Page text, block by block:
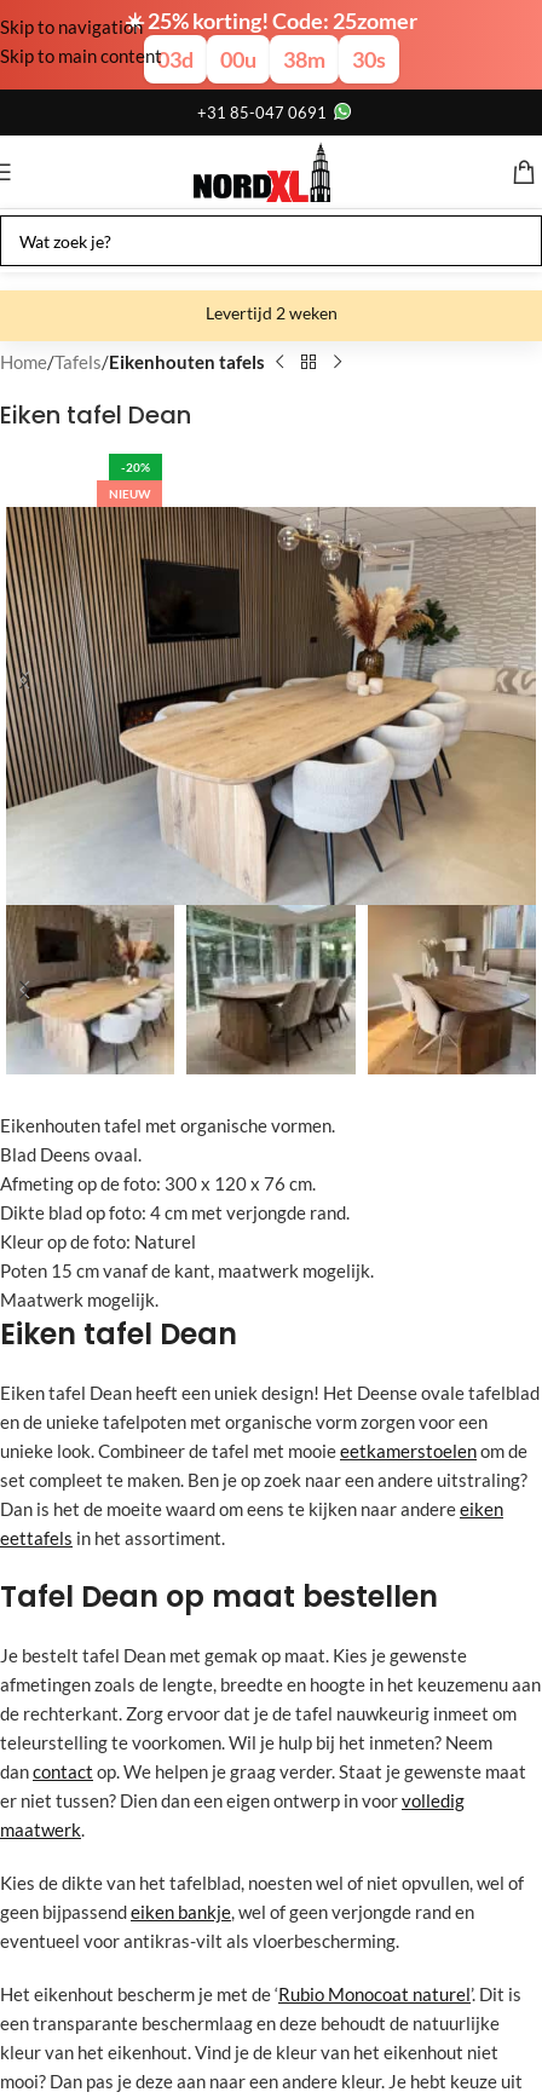
☀️ 25% korting! Code: 25zomer
03d 00u 38m 29s
Skip to navigation
Skip to main content
+31 85-047 0691
Levertijd 2 weken
Gratis verzending
Home Tafels Eikenhouten tafels
Eiken tafel Dean
-20%
NIEUW
Eikenhouten tafel met organische vormen.
Blad Deens ovaal.
Afmeting op de foto: 300 x 120 x 76 cm.
Dikte blad op foto: 4 cm met verjongde rand.
Kleur op de foto: Naturel
Poten 15 cm vanaf de kant, maatwerk mogelijk.
Maatwerk mogelijk.
Eiken tafel Dean
Eiken tafel Dean heeft een uniek design! Het Deense ovale tafelblad
en de unieke tafelpoten met organische vorm zorgen voor een
unieke look. Combineer de tafel met mooieeetkamerstoelenom de
set compleet te maken. Ben je op zoek naar een andere uitstraling?
Dan is het de moeite waard om eens te kijken naar andereeiken
eettafels in het assortiment.
Tafel Dean op maat bestellen
Je bestelt tafel Dean met gemak op maat. Kies je gewenste
afmetingen zoals de lengte, breedte en hoogte in het keuzemenu aan
de rechterkant. Zorg ervoor dat je de tafel nauwkeurig inmeet om
teleurstelling te voorkomen. Wil je hulp bij het inmeten? Neem
dancontact op. We helpen je graag verder. Staat je gewenste maat
er niet tussen? Dien dan een eigen ontwerp in voorvolledig
maatwerk.
Kies de dikte van het tafelblad, noesten wel of niet opvullen, wel of
geen bijpassendeiken bankje, wel of geen verjongde rand en
eventueel voor antikras-vilt als vloerbescherming.
Het eikenhout bescherm je met de ‘Rubio Monocoat naturel’. Dit is
een transparante beschermlaag en deze behoudt de natuurlijke
kleur van het eikenhout. Vind je de kleur van het eikenhout niet
mooi? Dan pas je deze aan naar een andere kleur. Je hebt keuze uit